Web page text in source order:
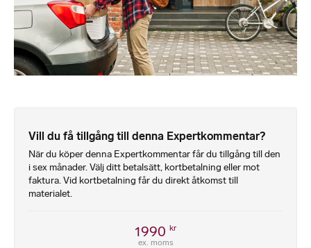
Vill du få tillgång till denna Expertkommentar?
När du köper denna Expertkommentar får du tillgång till den
i sex månader. Välj ditt betalsätt, kortbetalning eller mot
faktura. Vid kortbetalning får du direkt åtkomst till
materialet.
1990 kr
ex. moms